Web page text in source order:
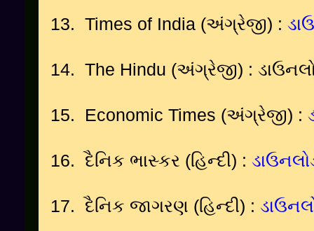
13. Times of India (અંગ્રેજી) :
14. The Hindu (અંગ્રેજી) :
15. Economic Times (અંગ્રેજી) :
16. દૈનિક ભાસ્કર (હિન્દી) :
17. દૈનિક જાગરણ (હિન્દી) :